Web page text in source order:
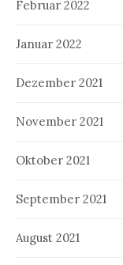
Februar 2022
Januar 2022
Dezember 2021
November 2021
Oktober 2021
September 2021
August 2021